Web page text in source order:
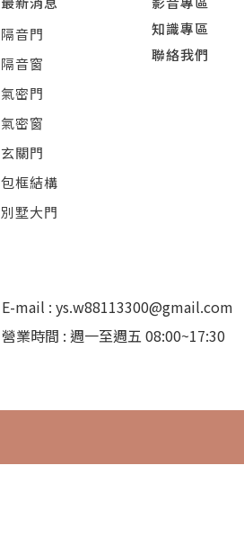
隔音門
隔音窗
氣密門
氣密窗
玄關門
包框結構
別墅大門
知識專區
聯絡我們
E-mail : ys.w88113300@gmail.com
營業時間 : 週一至週五 08:00~17:30